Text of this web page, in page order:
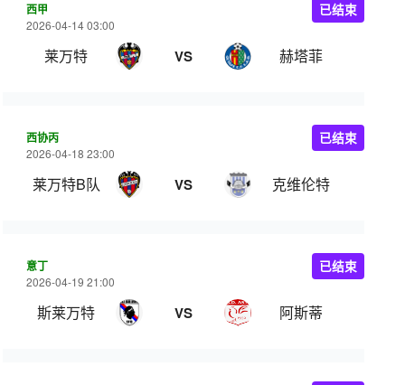
西甲
2026-04-14 03:00
莱万特 VS 赫塔菲
已结束
西协丙
2026-04-18 23:00
莱万特B队 VS 克维伦特
已结束
意丁
2026-04-19 21:00
斯莱万特 VS 阿斯蒂
已结束